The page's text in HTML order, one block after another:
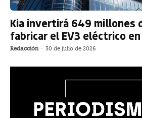
Kia invertirá 649 millones
fabricar el EV3 eléctrico
Redacción - 30 de julio de 2026